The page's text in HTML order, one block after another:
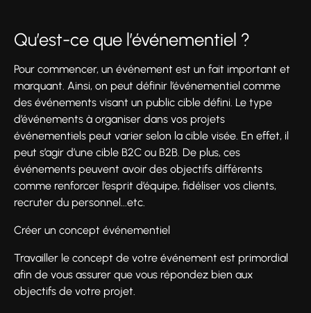
Qu’est-ce que l’événementiel ?
Pour commencer, un événement est un fait important et
marquant. Ainsi, on peut définir l’événementiel comme
des événements visant un public cible défini. Le type
d’événements à organiser dans vos projets
événementiels peut varier selon la cible visée. En effet, il
peut s’agir d’une cible B2C ou B2B. De plus, ces
événements peuvent avoir des objectifs différents
comme renforcer l’esprit d’équipe, fidéliser vos clients,
recruter du personnel...etc.
Créer un concept événementiel
Travailler le concept de votre événement est primordial
afin de vous assurer que vous répondez bien aux
objectifs de votre projet.